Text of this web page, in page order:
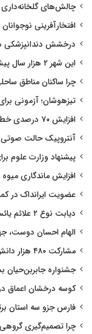
چالش‌های گلخانه‌داری
افتخارآفرینی
درخشش دندانپزشکی
این شهر ۲ هزار سال پیش چه بویی می‌داد
چرا ساکنان مناطق
تیزهوشان؛ آزمونی
افزایش ۷۰ درصدی خطر ALS با تماس زیاد با علف‌کش‌ها
آنتروپیک حالت صوتی
پیشنهاد وزارت علوم
افزایش ماندگاری میوه
عضویت ایرانداک در
دیابت نوع ۲ علائم یائسگی را تشدید می‌کند
الهام احسان دوست،
مشارکت ۴۸۰ هزار دانش‌آموز فارس در جشنواره استانی جابر بن حیان
جشنواره
کوسه درخشان اعماق
فارس جزو سه استان
چرا تصمیم‌گیری